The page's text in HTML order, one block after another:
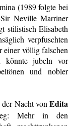
(1989 folgte bei
Neville Marriner
stilistisch Elisabeth
verpfuschten
einer völlig falschen
könnte jubeln vor
und nobler
Nacht von Edita
Mehr in den